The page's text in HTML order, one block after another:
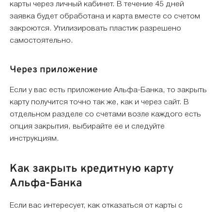
карты через личный кабинет. В течение 45 дней
заявка будет обработана и карта вместе со счетом
закроются. Утилизировать пластик разрешено
самостоятельно.
Через приложение
Если у вас есть приложение Альфа-Банка, то закрыть
карту получится точно так же, как и через сайт. В
отдельном разделе со счетами возле каждого есть
опция закрытия, выбирайте ее и следуйте
инструкциям.
Как закрыть кредитную карту
Альфа-Банка
Если вас интересует, как отказаться от карты с